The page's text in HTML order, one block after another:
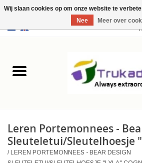
USD
Leer
Merchandise
Retro Vintage
Leren Portemonnees -
Sleuteletui/Sleutelhoesje
/LEREN PORTEMONNEES - BEAR DESIGN
Wij slaan cookies op om onze website te
Nee
Meer over